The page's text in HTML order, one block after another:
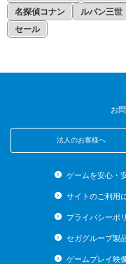
名探偵コナン
ルパン三世
セール
お
法人のお客様へ
ゲームを安心・
サイトのご利用
プライバシーポ
セガグループ製
ゲームプレイ映